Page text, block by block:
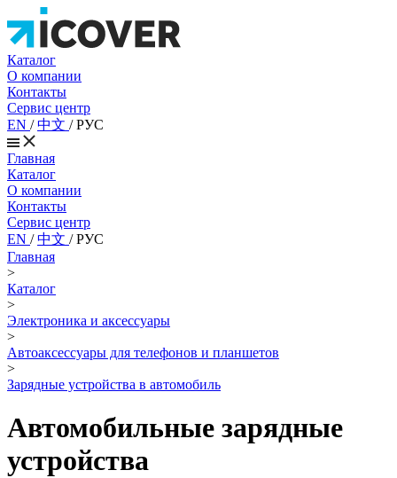
Каталог
О компании
Контакты
Сервис центр
EN /中文 /РУС
Главная
Каталог
О компании
Контакты
Сервис центр
EN /中文 /РУС
Главная
>
Каталог
>
Электроника и аксессуары
>
Автоаксессуары для телефонов и планшетов
>
Зарядные устройства в автомобиль
Автомобильные зарядные
устройства